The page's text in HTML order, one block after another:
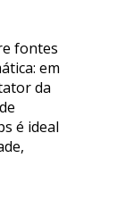
fontes
em
da
é ideal